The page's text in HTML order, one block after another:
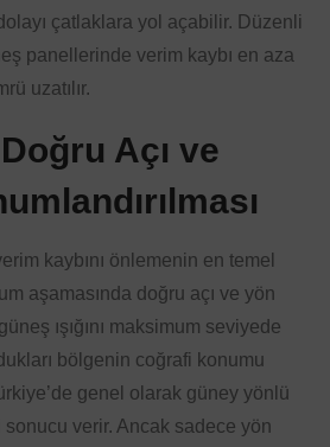
çatlaklara yol açabilir. Düzenli
panellerinde verim kaybı en aza
uzatılır.
Açı ve
kaybını önlemenin en temel
aşamasında doğru açı ve yön
ışığını maksimum seviyede
bölgenin coğrafi konumu
genel olarak güney yönlü
verir. Ancak sadece yön